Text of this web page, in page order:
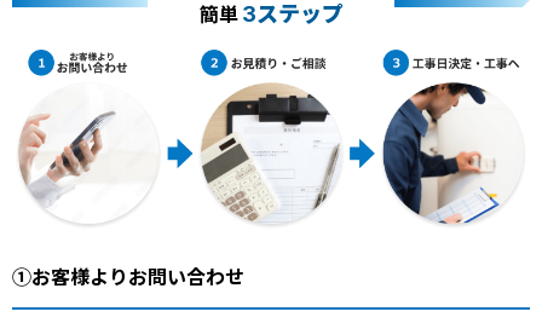
簡単 3ステップ
①お客様よりお問い合わせ